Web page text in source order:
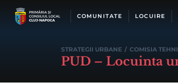
COMUNITATE LOCUIRE
STRATEGII URBANE / COMISIA
PUD – Locuinta